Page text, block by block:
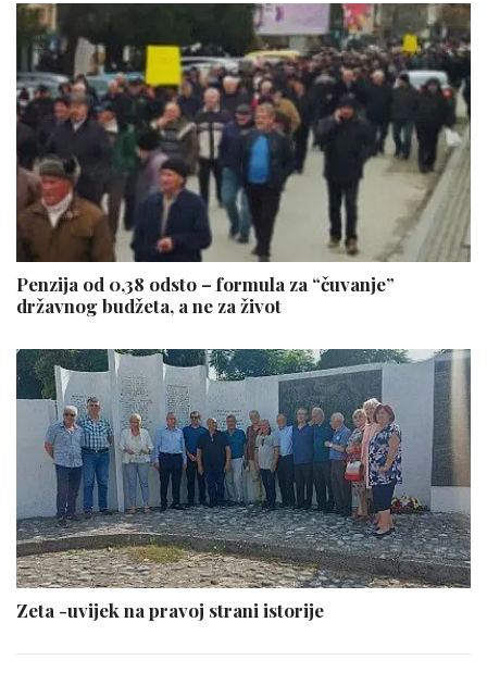
Penzija od 0,38 odsto – formula za “čuvanje”
državnog budžeta, a ne za život
Zeta -uvijek na pravoj strani istorije